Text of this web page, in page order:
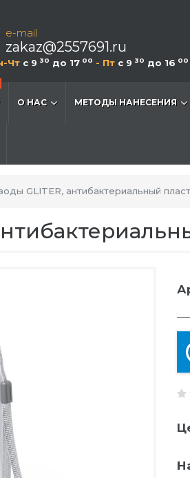
e-mail
zakaz@2557691.ru
Чт c 9 30 до 17 00 - Пт c 9 30 до 16 00
О НАС МЕТОДЫ НАНЕСЕНИЯ
GLITER, антибактериальный